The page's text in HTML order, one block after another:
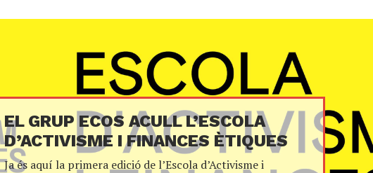
EL GRUP ECOS ACULL L’ESCOLA
D’ACTIVISME I FINANCES ÈTIQUES
Ja és aquí la primera edició de l’Escola d’Activisme i